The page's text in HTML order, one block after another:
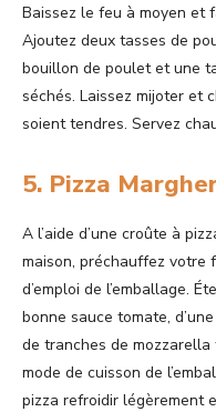
Baissez le feu à moyen et
Ajoutez deux tasses de
bouillon de poulet et une
séchés. Laissez mijoter et
soient tendres. Servez
5. Pizza
A l’aide d’une croûte à
maison, préchauffez votre
d’emploi de l’emballage.
bonne sauce tomate,
de tranches de
mode de cuisson de
pizza refroidir légèrement